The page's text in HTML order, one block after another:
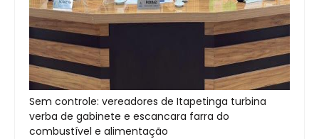
Sem controle: vereadores de Itapetinga turbina
verba de gabinete e escancara farra do
combustível e alimentação